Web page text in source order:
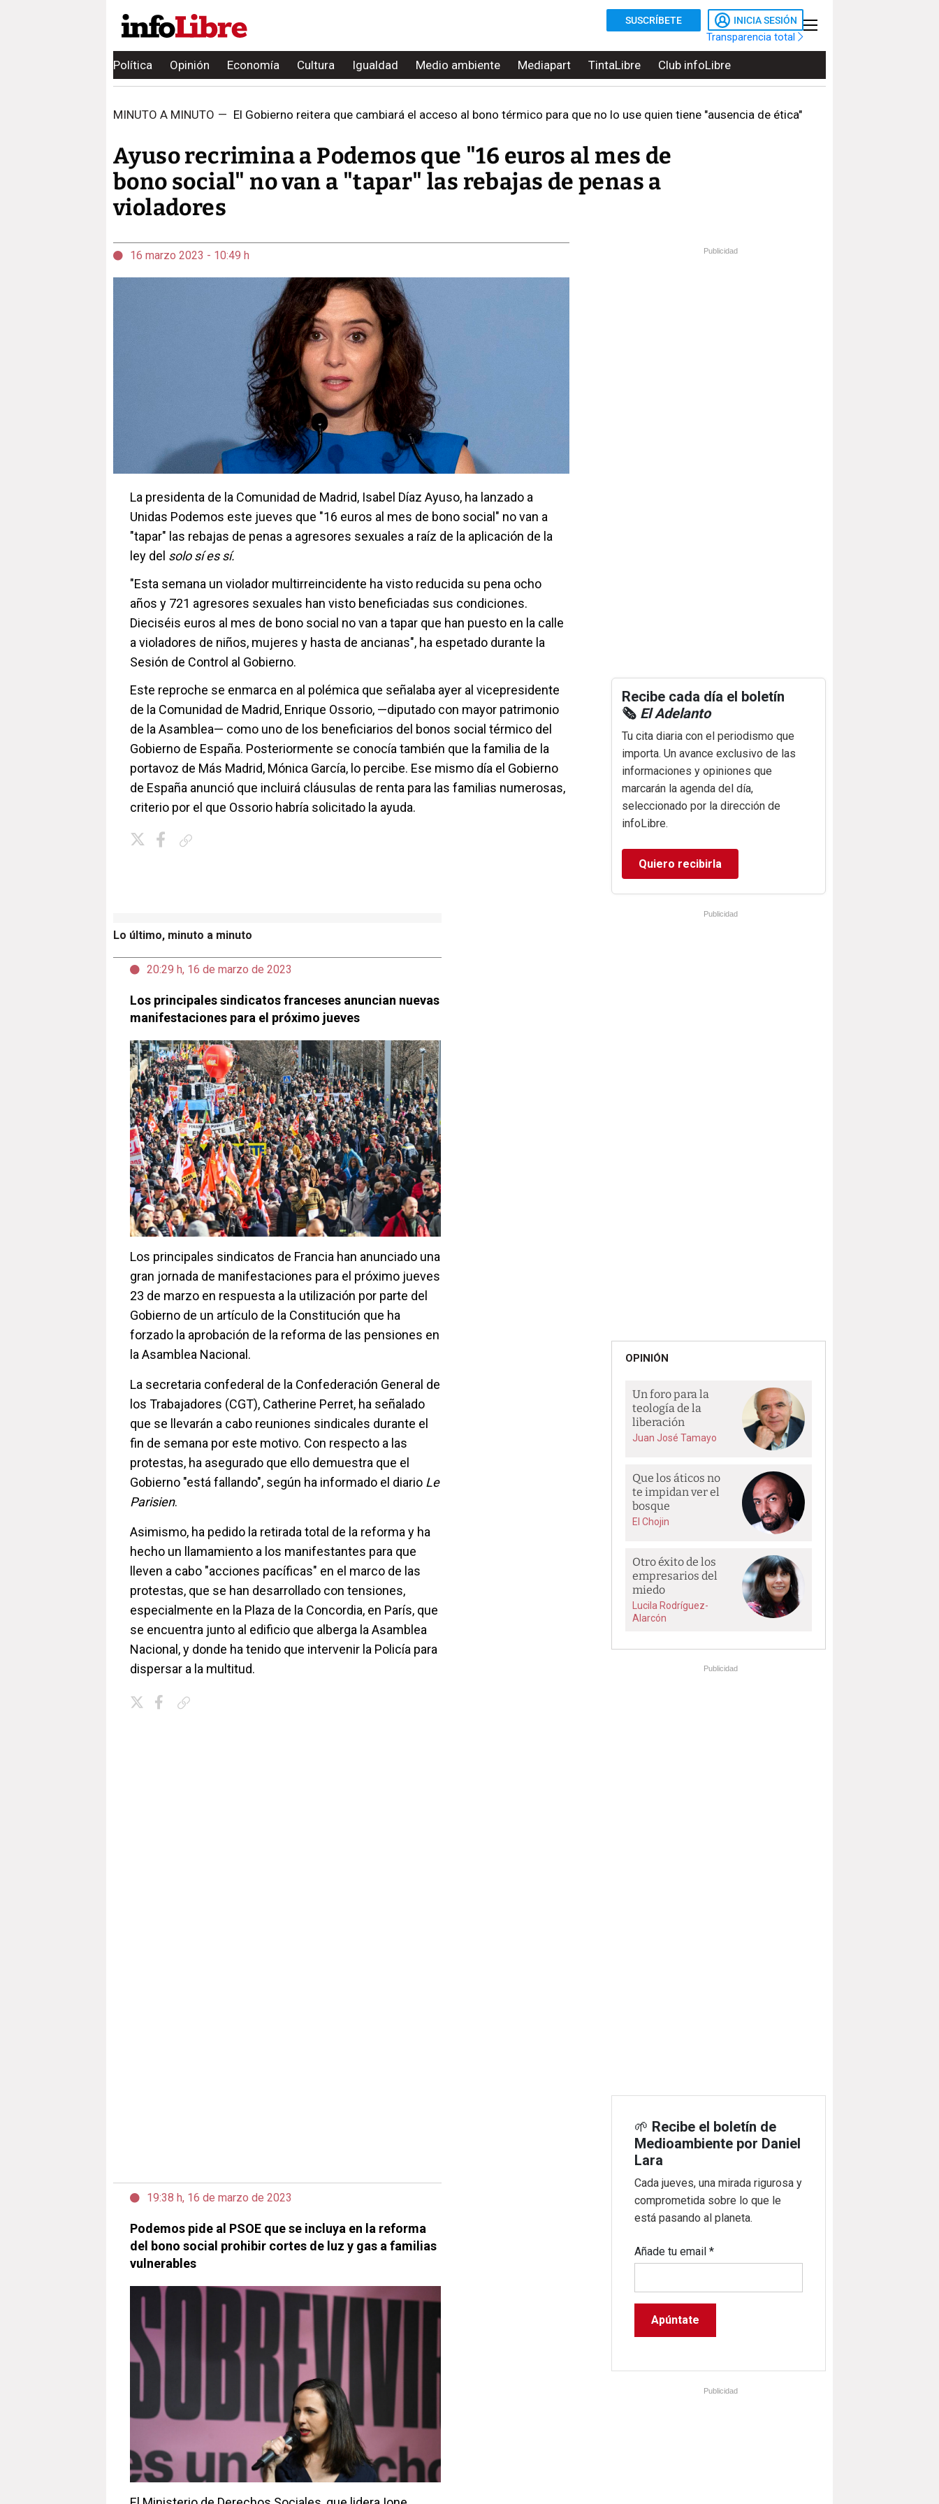
SUSCRÍBETE INICIA SESIÓN
Transparencia total
Política Opinión Economía Cultura Igualdad Medio ambiente Mediapart TintaLibre Club infoLibre
MINUTO A MINUTO — El Gobierno reitera que cambiará el acceso al bono térmico para que no lo use quien tiene "ausencia de ética"
Ayuso recrimina a Podemos que "16 euros al mes de
bono social" no van a "tapar" las rebajas de penas a
violadores
16 marzo 2023 - 10:49 h
La presidenta de la Comunidad de Madrid, Isabel Díaz Ayuso, ha lanzado a
Unidas Podemos este jueves que "16 euros al mes de bono social" no van a
"tapar" las rebajas de penas a agresores sexuales a raíz de la aplicación de la
ley del solo sí es sí.
"Esta semana un violador multirreincidente ha visto reducida su pena ocho
años y 721 agresores sexuales han visto beneficiadas sus condiciones.
Dieciséis euros al mes de bono social no van a tapar que han puesto en la calle
a violadores de niños, mujeres y hasta de ancianas", ha espetado durante la
Sesión de Control al Gobierno.
Este reproche se enmarca en al polémica que señalaba ayer al vicepresidente
de la Comunidad de Madrid, Enrique Ossorio, —diputado con mayor patrimonio
de la Asamblea— como uno de los beneficiarios del bonos social térmico del
Gobierno de España. Posteriormente se conocía también que la familia de la
portavoz de Más Madrid, Mónica García, lo percibe. Ese mismo día el Gobierno
de España anunció que incluirá cláusulas de renta para las familias numerosas,
criterio por el que Ossorio habría solicitado la ayuda.
Lo último, minuto a minuto
20:29 h, 16 de marzo de 2023
Los principales sindicatos franceses anuncian nuevas
manifestaciones para el próximo jueves
Los principales sindicatos de Francia han anunciado una
gran jornada de manifestaciones para el próximo jueves
23 de marzo en respuesta a la utilización por parte del
Gobierno de un artículo de la Constitución que ha
forzado la aprobación de la reforma de las pensiones en
la Asamblea Nacional.
La secretaria confederal de la Confederación General de
los Trabajadores (CGT), Catherine Perret, ha señalado
que se llevarán a cabo reuniones sindicales durante el
fin de semana por este motivo. Con respecto a las
protestas, ha asegurado que ello demuestra que el
Gobierno "está fallando", según ha informado el diario Le
Parisien.
Asimismo, ha pedido la retirada total de la reforma y ha
hecho un llamamiento a los manifestantes para que
lleven a cabo "acciones pacíficas" en el marco de las
protestas, que se han desarrollado con tensiones,
especialmente en la Plaza de la Concordia, en París, que
se encuentra junto al edificio que alberga la Asamblea
Nacional, y donde ha tenido que intervenir la Policía para
dispersar a la multitud.
19:38 h, 16 de marzo de 2023
Podemos pide al PSOE que se incluya en la reforma
del bono social prohibir cortes de luz y gas a familias
vulnerables
Publicidad
Recibe cada día el boletín
🗞️ El Adelanto
Tu cita diaria con el periodismo que
importa. Un avance exclusivo de las
informaciones y opiniones que
marcarán la agenda del día,
seleccionado por la dirección de
infoLibre.
Quiero recibirla
Publicidad
OPINIÓN
Un foro para la
teología de la
liberación
Juan José Tamayo
Que los áticos no
te impidan ver el
bosque
El Chojin
Otro éxito de los
empresarios del
miedo
Lucila Rodríguez-
Alarcón
Publicidad
🌱 Recibe el boletín de
Medioambiente por Daniel
Lara
Cada jueves, una mirada rigurosa y
comprometida sobre lo que le
está pasando al planeta.
Añade tu email*
Publicidad